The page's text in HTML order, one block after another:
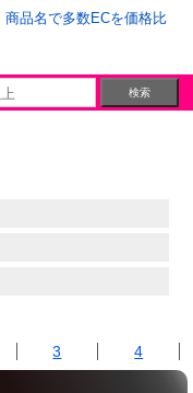
商品名で多数ECを価格比
3 4